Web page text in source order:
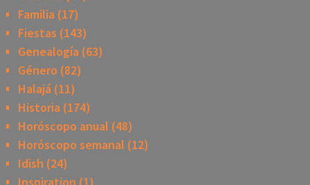
Familia(17)
Fiestas (143)
Genealogía(63)
Género (82)
Halajá(11)
Historia(174)
Horóscopo anual (48)
Horóscopo semanal (12)
Idish (24)